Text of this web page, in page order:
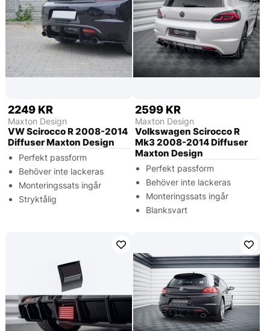
2249 KR
Maxton Design
VW Scirocco R 2008-2014
Diffuser Maxton Design
Perfekt passform
Behöver inte lackeras
Monteringssats ingår
Stryktålig
2599 KR
Maxton Design
Volkswagen Scirocco R
Mk3 2008-2014 Diffuser
Maxton Design
Perfekt passform
Behöver inte lackeras
Monteringssats ingår
Blanksvart